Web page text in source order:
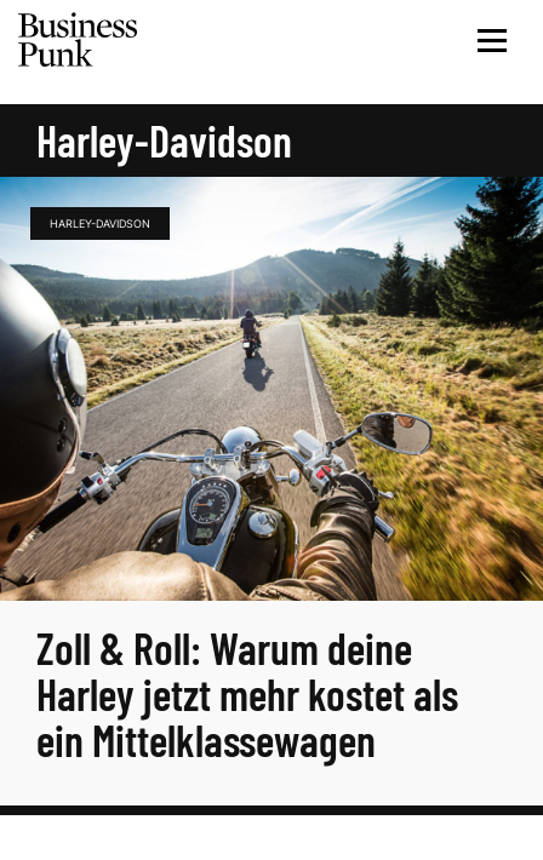
Harley-Davidson
HARLEY-DAVIDSON
Zoll & Roll: Warum deine
Harley jetzt mehr kostet als
ein Mittelklassewagen